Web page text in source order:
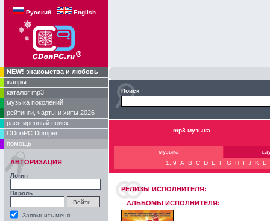
Русский English
NEW! знакомства и любовь
жанры
каталог mp3
музыка поколений
рейтинги, чарты и хиты 2026
расширенный поиск
CDonPC Dumper
помощь
АВТОРИЗАЦИЯ
Логин
Пароль
Запомнить меня
Поиск
mp3 музыка
музыка
1..9
A B C D E F G H I J K L
РЕЛИЗЫ ИCПОЛНИТЕЛЯ:
АЛЬБОМЫ ИСПОЛНИТЕЛЯ: